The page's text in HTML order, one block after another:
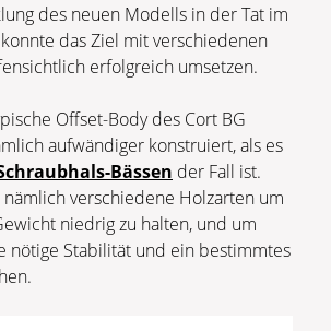
des neuen Modells in der Tat im
das Ziel mit verschiedenen
erfolgreich umsetzen.
Offset-Body des Cort BG
aufwändiger konstruiert, als es
Bässen der Fall ist.
verschiedene Holzarten um
niedrig zu halten, und um
nötige Stabilität und ein bestimmtes